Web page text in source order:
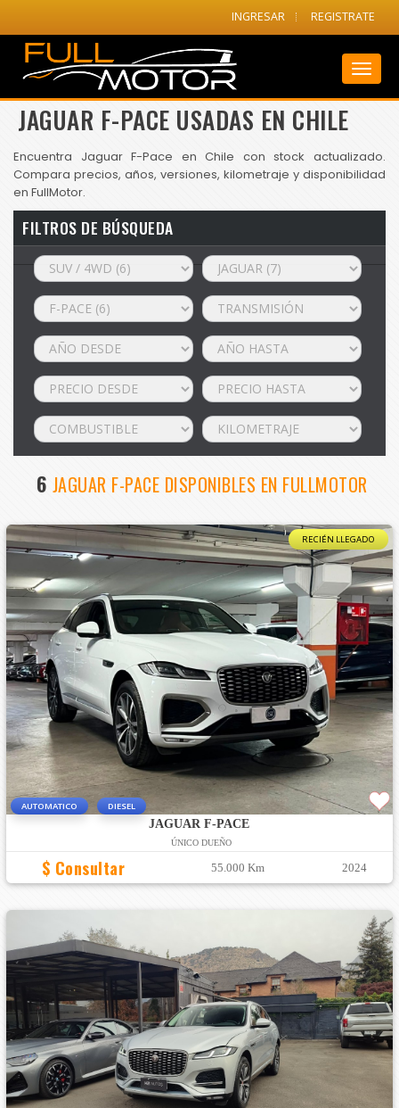
INGRESAR REGISTRATE
JAGUAR F-PACE USADAS EN CHILE
Encuentra Jaguar F-Pace en Chile con stock actualizado.
Compara precios, años, versiones, kilometraje y disponibilidad
en FullMotor.
FILTROS DE BÚSQUEDA
6 JAGUAR F-PACE DISPONIBLES EN FULLMOTOR
RECIÉN LLEGADO
AUTOMATICO DIESEL
JAGUAR F-PACE
ÚNICO DUEÑO
$ Consultar 55.000 Km 2024